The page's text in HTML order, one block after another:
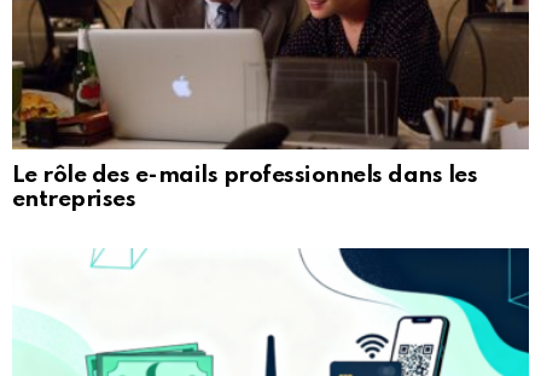
Le rôle des e-mails professionnels dans les
entreprises